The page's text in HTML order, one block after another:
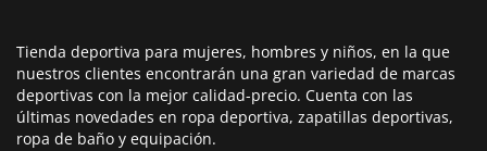
Tienda deportiva para mujeres, hombres y niños, en la que
nuestros clientes encontrarán una gran variedad de marcas
deportivas con la mejor calidad-precio. Cuenta con las
últimas novedades en ropa deportiva, zapatillas deportivas,
ropa de baño y equipación.